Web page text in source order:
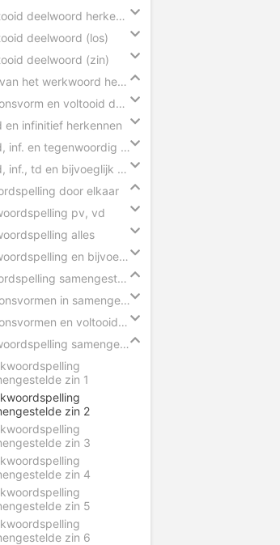
onvoltooid deelwoord herkennen (woorden)
deelwoord (los)
deelwoord (zin)
vormen van het werkwoord herkennen
persoonsvorm en voltooid deelwoord herkennen
en infinitief herkennen
pv, vd, inf. en tegenwoordig deelwoord herkennen
pv, vd, inf., td en bijvoeglijk naamwoord herkennen
door elkaar
pv, vd
alles
werkwoordspelling en bijvoeglijk naamwoord
werkwoordspelling samengestelde zinnen
persoonsvormen in samengestelde zin
persoonsvormen en voltooid deelwoorden
werkwoordspelling samengestelde zin
zin 1
zin 2
zin 3
zin 4
zin 5
zin 6